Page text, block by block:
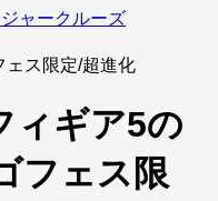
ャークルーズ
ェス限定/超進化
ィギア5の
フェス限